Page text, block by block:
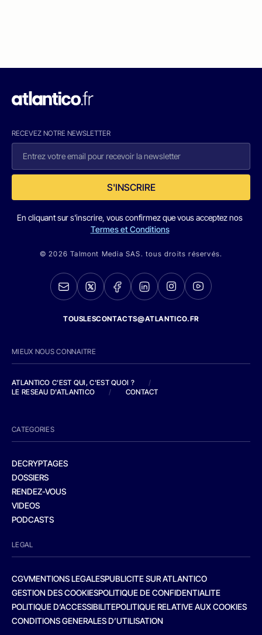
RECEVEZ NOTRE NEWSLETTER
S'INSCRIRE
En cliquant sur s'inscrire, vous confirmez que vous acceptez nos
Termes et Conditions
© 2026 Talmont Media SAS. tous droits réservés.
TOUSLESCONTACTS@ATLANTICO.FR
MIEUX NOUS CONNAITRE
ATLANTICO C'EST QUI, C'EST QUOI ?
/
LE RESEAU D'ATLANTICO
/ CONTACT
CATEGORIES
DECRYPTAGES
DOSSIERS
RENDEZ-VOUS
VIDEOS
PODCASTS
LEGAL
CGVMENTIONS LEGALESPUBLICITE SUR ATLANTICO
GESTION DES COOKIESPOLITIQUE DE CONFIDENTIALITE
POLITIQUE D’ACCESSIBILITEPOLITIQUE RELATIVE AUX COOKIES
CONDITIONS GENERALES D’UTILISATION